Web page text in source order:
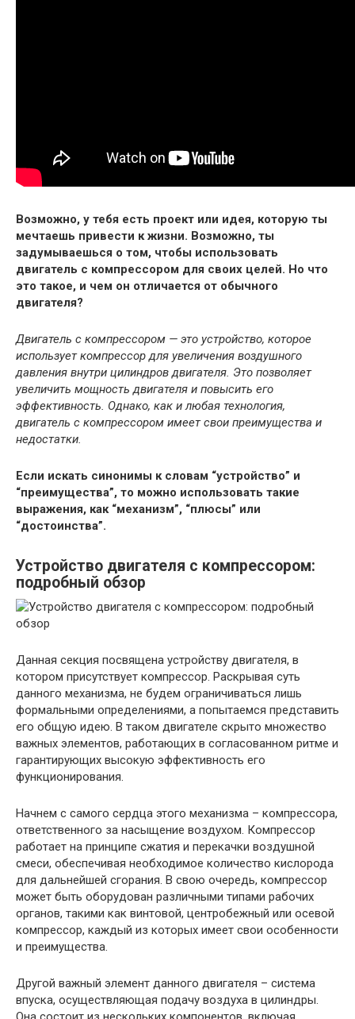
Возможно, у тебя есть проект или идея, которую ты
мечтаешь привести к жизни. Возможно, ты
задумываешься о том, чтобы использовать
двигатель с компрессором для своих целей. Но что
это такое, и чем он отличается от обычного
двигателя?
Двигатель с компрессором — это устройство, которое
использует компрессор для увеличения воздушного
давления внутри цилиндров двигателя. Это позволяет
увеличить мощность двигателя и повысить его
эффективность. Однако, как и любая технология,
двигатель с компрессором имеет свои преимущества и
недостатки.
Если искать синонимы к словам “устройство” и
“преимущества”, то можно использовать такие
выражения, как “механизм”, “плюсы” или
“достоинства”.
Устройство двигателя с компрессором:
подробный обзор
Данная секция посвящена устройству двигателя, в
котором присутствует компрессор. Раскрывая суть
данного механизма, не будем ограничиваться лишь
формальными определениями, а попытаемся представить
его общую идею. В таком двигателе скрыто множество
важных элементов, работающих в согласованном ритме и
гарантирующих высокую эффективность его
функционирования.
Начнем с самого сердца этого механизма – компрессора,
ответственного за насыщение воздухом. Компрессор
работает на принципе сжатия и перекачки воздушной
смеси, обеспечивая необходимое количество кислорода
для дальнейшей сгорания. В свою очередь, компрессор
может быть оборудован различными типами рабочих
органов, такими как винтовой, центробежный или осевой
компрессор, каждый из которых имеет свои особенности
и преимущества.
Другой важный элемент данного двигателя – система
впуска, осуществляющая подачу воздуха в цилиндры.